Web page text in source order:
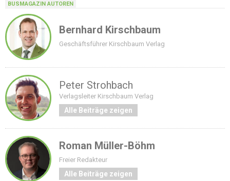
BUSMAGAZIN AUTOREN
Bernhard Kirschbaum
Geschäftsführer Kirschbaum Verlag
Peter Strohbach
Verlagsleiter Kirschbaum Verlag
Alle Beiträge zeigen
Roman Müller-Böhm
Freier Redakteur
Alle Beiträge zeigen